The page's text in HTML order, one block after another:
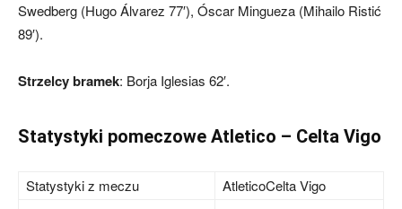
Swedberg (Hugo Álvarez 77′), Óscar Mingueza (Mihailo Ristić
89′).
Strzelcy bramek: Borja Iglesias 62′.
Statystyki pomeczowe Atletico – Celta Vigo
Statystyki z meczu AtleticoCelta Vigo